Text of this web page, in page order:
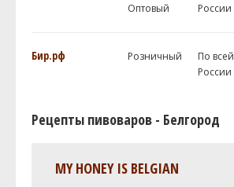
Оптовый
России
Бир.рф Розничный
По всей
России
Рецепты пивоваров - Белгород
MY HONEY IS BELGIAN